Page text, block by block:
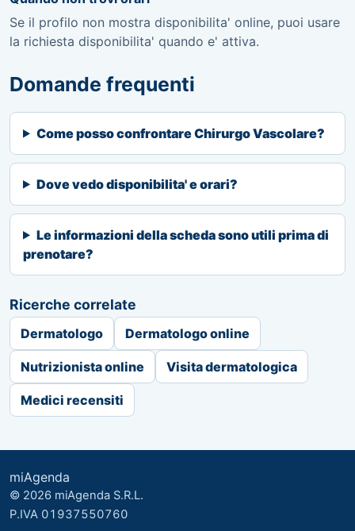
Se il profilo non mostra disponibilita' online, puoi usare
la richiesta disponibilita' quando e' attiva.
Domande frequenti
Come posso confrontare Chirurgo Vascolare?
Dove vedo disponibilita' e orari?
Le informazioni della scheda sono utili prima di
prenotare?
Ricerche correlate
Dermatologo Dermatologo online
Nutrizionista online Visita dermatologica
Medici recensiti
miAgenda
© 2026 miAgenda S.R.L.
P.IVA 01937550760